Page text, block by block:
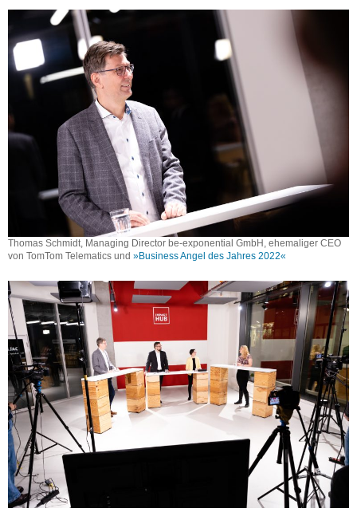
Thomas Schmidt, Managing Director be-exponential GmbH, ehemaliger CEO
von TomTom Telematics und »Business Angel des Jahres 2022«